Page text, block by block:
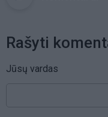
Rašyti
Jūsų vardas